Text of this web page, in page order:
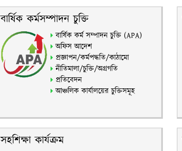
বার্ষিক কর্মসম্পাদন চুক্তি
বার্ষিক কর্ম সম্পাদন চুক্তি (APA)
অফিস আদেশ
প্রজ্ঞাপন/কর্মপদ্ধতি/কাঠামো
নীতিমালা/চুক্তি/অগ্রগতি
প্রতিবেদন
আঞ্চলিক কার্যালয়ের চুক্তিসমূহ
সহশিক্ষা কার্যক্রম